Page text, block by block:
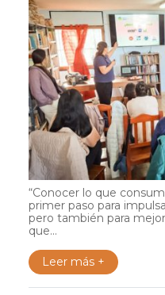
“Conocer lo que
primer paso para
pero también para
que...
Leer más +